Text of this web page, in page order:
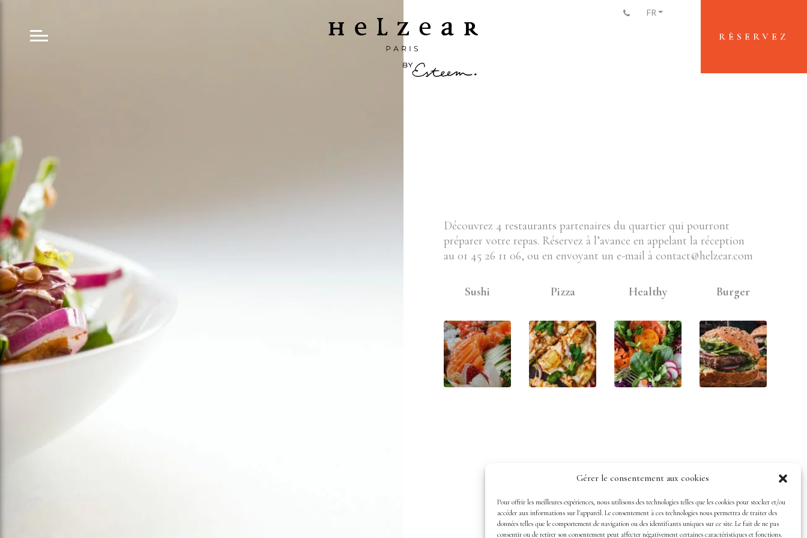
Gérer le consentement aux cookies
Pour offrir les meilleures expériences, nous utilisons des technologies telles que les cookies pour stocker et/ou
accéder aux informations sur l'appareil. Le consentement à ces technologies nous permettra de traiter des
données telles que le comportement de navigation ou des identifiants uniques sur ce site. Le fait de ne pas
consentir ou de retirer son consentement peut affecter négativement certaines caractéristiques et fonctions.
RÉSERVEZ
FR
+33(0)1 45 26 11 06
Découvrez 4 restaurants partenaires du quartier qui pourront
préparer votre repas. Réservez à l’avance en appelant la réception
au 01 45 26 11 06, ou en envoyant un e-mail à contact@helzear.com
Sushi Pizza Healthy Burger